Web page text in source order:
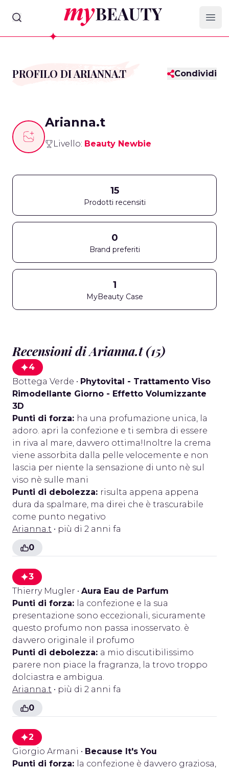
myBeauty
PROFILO DI ARIANNA.T Condividi
Arianna.t
Livello: Beauty Newbie
15
Prodotti recensiti
0
Brand preferiti
1
MyBeauty Case
Recensioni di Arianna.t (15)
4
Bottega Verde • Phytovital - Trattamento Viso
Rimodellante Giorno - Effetto Volumizzante
3D
Punti di forza: ha una profumazione unica, la
adoro. apri la confezione e ti sembra di essere
in riva al mare, davvero ottima!Inoltre la crema
viene assorbita dalla pelle velocemente e non
lascia per niente la sensazione di unto nè sul
viso nè sulle mani
Punti di debolezza: risulta appena appena
dura da spalmare, ma direi che è trascurabile
come punto negativo
Arianna.t • più di 2 anni fa
0
3
Thierry Mugler • Aura Eau de Parfum
Punti di forza: la confezione e la sua
presentazione sono eccezionali, sicuramente
questo profumo non passa inosservato. è
davvero originale il profumo
Punti di debolezza: a mio discutibilissimo
parere non piace la fragranza, la trovo troppo
dolciastra e ambigua.
Arianna.t • più di 2 anni fa
0
2
Giorgio Armani • Because It's You
Punti di forza: la confezione è davvero graziosa,